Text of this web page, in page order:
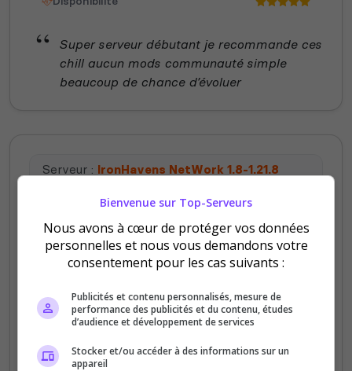
Super serveur débutant je recommande ces
chill aucun mods communauté simple
beaucoup de chance d’évoluer
Serveur : IronHavens NetWork 1.8-1.21.8
Demonslayer
5/5
il y a 2 mois
Staff du serveur
Ambiance
Disponibilité
Bienvenue sur Top-Serveurs
Nous avons à cœur de protéger vos données
personnelles et nous vous demandons votre
consentement pour les cas suivants :
Publicités et contenu personnalisés, mesure de
performance des publicités et du contenu, études
d’audience et développement de services
Stocker et/ou accéder à des informations sur un
appareil